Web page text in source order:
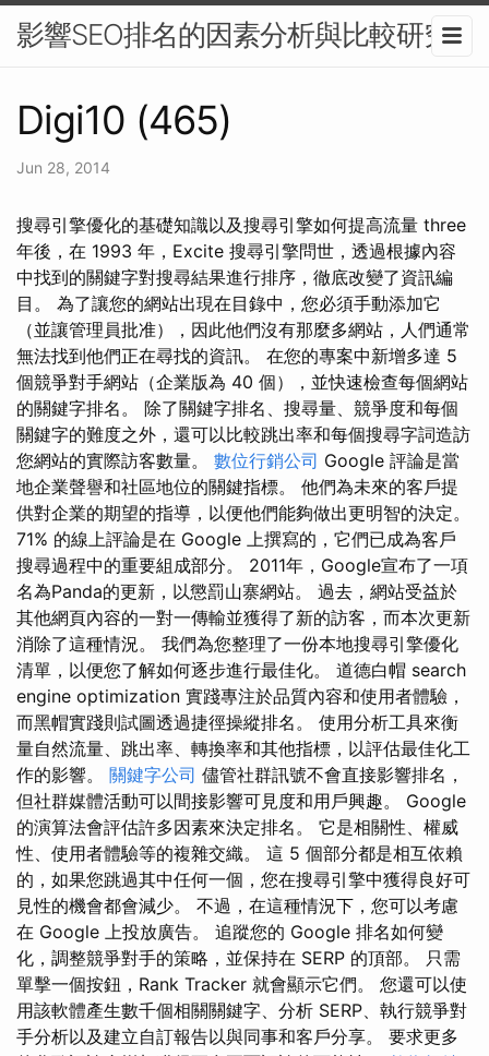
影響SEO排名的因素分析與比較研究
Digi10 (465)
Jun 28, 2014
搜尋引擎優化的基礎知識以及搜尋引擎如何提高流量 three
年後，在 1993 年，Excite 搜尋引擎問世，透過根據內容
中找到的關鍵字對搜尋結果進行排序，徹底改變了資訊編
目。 為了讓您的網站出現在目錄中，您必須手動添加它
（並讓管理員批准），因此他們沒有那麼多網站，人們通常
無法找到他們正在尋找的資訊。 在您的專案中新增多達 5
個競爭對手網站（企業版為 40 個），並快速檢查每個網站
的關鍵字排名。 除了關鍵字排名、搜尋量、競爭度和每個
關鍵字的難度之外，還可以比較跳出率和每個搜尋字詞造訪
您網站的實際訪客數量。 數位行銷公司 Google 評論是當
地企業聲譽和社區地位的關鍵指標。 他們為未來的客戶提
供對企業的期望的指導，以便他們能夠做出更明智的決定。
71% 的線上評論是在 Google 上撰寫的，它們已成為客戶
搜尋過程中的重要組成部分。 2011年，Google宣布了一項
名為Panda的更新，以懲罰山寨網站。 過去，網站受益於
其他網頁內容的一對一傳輸並獲得了新的訪客，而本次更新
消除了這種情況。 我們為您整理了一份本地搜尋引擎優化
清單，以便您了解如何逐步進行最佳化。 道德白帽 search
engine optimization 實踐專注於品質內容和使用者體驗，
而黑帽實踐則試圖透過捷徑操縱排名。 使用分析工具來衡
量自然流量、跳出率、轉換率和其他指標，以評估最佳化工
作的影響。 關鍵字公司 儘管社群訊號不會直接影響排名，
但社群媒體活動可以間接影響可見度和用戶興趣。 Google
的演算法會評估許多因素來決定排名。 它是相關性、權威
性、使用者體驗等的複雜交織。 這 5 個部分都是相互依賴
的，如果您跳過其中任何一個，您在搜尋引擎中獲得良好可
見性的機會都會減少。 不過，在這種情況下，您可以考慮
在 Google 上投放廣告。 追蹤您的 Google 排名如何變
化，調整競爭對手的策略，並保持在 SERP 的頂部。 只需
單擊一個按鈕，Rank Tracker 就會顯示它們。 您還可以使
用該軟體產生數千個相關關鍵字、分析 SERP、執行競爭對
手分析以及建立自訂報告以與同事和客戶分享。 要求更多